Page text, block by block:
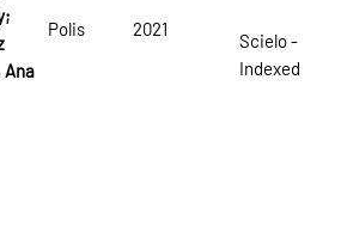
Ana
Polis 2021
Scielo -
Indexed